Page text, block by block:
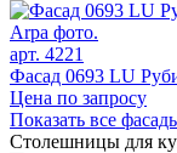
арт. 4221
Фасад 0693 LU
Цена по запросу
Показать все
Столешницы для